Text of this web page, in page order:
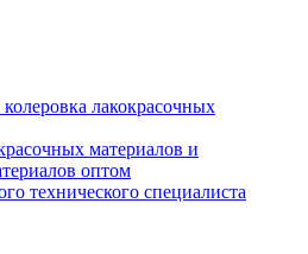
лакокрасочных
материалов и
оптом
технического специалиста